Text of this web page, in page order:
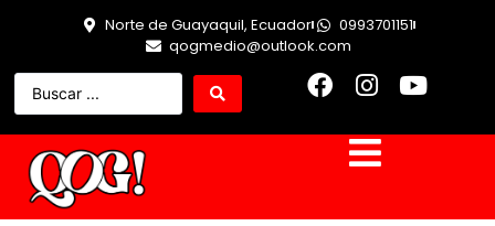
Norte de Guayaquil, Ecuador
0993701151
qogmedio@outlook.com